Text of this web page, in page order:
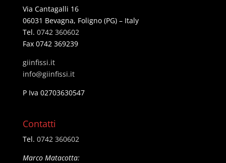
Via Cantagalli 16
06031 Bevagna, Foligno (PG) – Italy
Tel. 0742 360602
Fax 0742 369239
giinfissi.it
ti.issifniig
@ofni
P Iva 02703630547
Contatti
Tel. 0742 360602
Marco Matacotta: